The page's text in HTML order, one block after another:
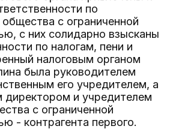
по
с ограниченной
с них солидарно взысканы
по налогам, пени и
налоговым органом
была руководителем
его учредителем, а
директором и учредителем
с ограниченной
- контрагента первого.